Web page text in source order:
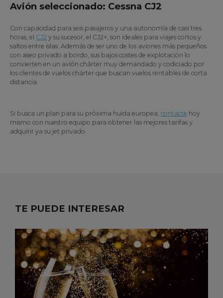
Avión seleccionado: Cessna CJ2
Con capacidad para seis pasajeros y una autonomía de casi tres
horas, el CJ2 y su sucesor, el CJ2+, son ideales para viajes cortos y
saltos entre islas. Además de ser uno de los aviones más pequeños
con aseo privado a bordo, sus bajos costes de explotación lo
convierten en un avión chárter muy demandado y codiciado por
los clientes de vuelos chárter que buscan vuelos rentables de corta
distancia.
Si busca un plan para su próxima huida europea, contacte hoy
mismo con nuestro equipo para obtener las mejores tarifas y
adquirir ya su jet privado.
TE PUEDE INTERESAR